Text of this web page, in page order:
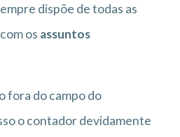
dispõe de todas as
os assuntos
fora do campo do
o contador devidamente